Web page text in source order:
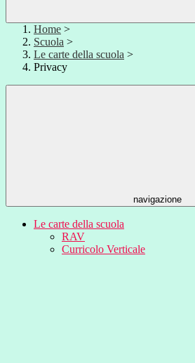
Home >
Scuola >
Le carte della scuola >
Privacy
navigazione
Le carte della scuola
RAV
Curricolo Verticale